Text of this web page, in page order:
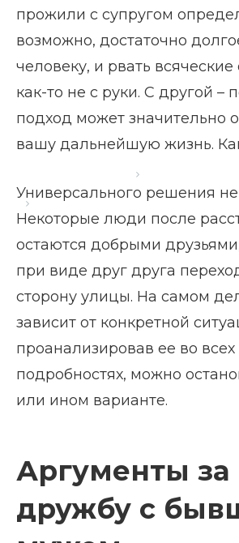
Дружба с бывшим мужем
прожили с супругом
возможно, достаточно
человеку, и рвать
как-то не с руки. С другой –
подход может значительно
вашу дальнейшую жизнь.
Универсального решения не
Некоторые люди после
остаются добрыми
при виде друг друга
сторону улицы. На самом
зависит от конкретной
проанализировав ее во всех
подробностях, можно
или ином варианте.
Аргументы за
дружбу с